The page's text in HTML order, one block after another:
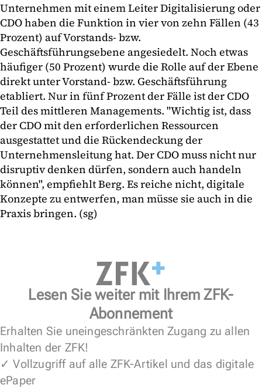
Unternehmen mit einem Leiter Digitalisierung oder
CDO haben die Funktion in vier von zehn Fällen (43
Prozent) auf Vorstands- bzw.
Geschäftsführungsebene angesiedelt. Noch etwas
häufiger (50 Prozent) wurde die Rolle auf der Ebene
direkt unter Vorstand- bzw. Geschäftsführung
etabliert. Nur in fünf Prozent der Fälle ist der CDO
Teil des mittleren Managements. "Wichtig ist, dass
der CDO mit den erforderlichen Ressourcen
ausgestattet und die Rückendeckung der
Unternehmensleitung hat. Der CDO muss nicht nur
disruptiv denken dürfen, sondern auch handeln
können", empfiehlt Berg. Es reiche nicht, digitale
Konzepte zu entwerfen, man müsse sie auch in die
Praxis bringen. (sg)
Lesen Sie weiter mit Ihrem ZFK-
Abonnement
Erhalten Sie uneingeschränkten Zugang zu allen
Inhalten der ZFK!
✓ Vollzugriff auf alle ZFK-Artikel und das digitale
ePaper